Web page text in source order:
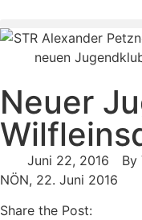
Neuer
Juni 22, 2016 By
NÖN, 22. Juni 2016
Share the Post: